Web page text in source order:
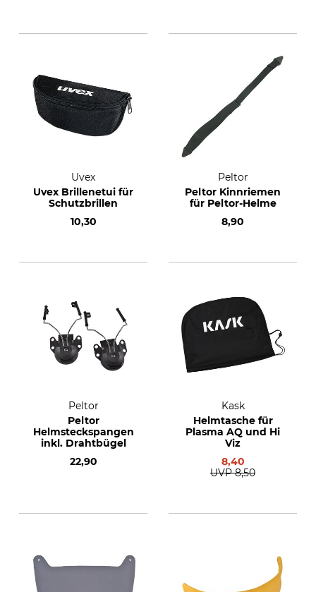
Uvex
Uvex Brillenetui für
Schutzbrillen
10,30
Peltor
Peltor Kinnriemen
für Peltor-Helme
8,90
Peltor
Peltor
Helmsteckspangen
inkl. Drahtbügel
22,90
Kask
Helmtasche für
Plasma AQ und Hi
Viz
8,40
UVP 8,50